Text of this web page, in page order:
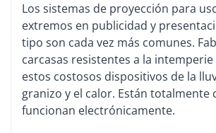
Los sistemas de proyección para
extremos en publicidad y
tipo son cada vez más comunes.
carcasas resistentes a la
estos costosos dispositivos de la
granizo y el calor. Están totalmente
funcionan electrónicamente.